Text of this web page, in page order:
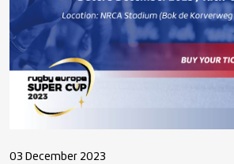
03 December 2023